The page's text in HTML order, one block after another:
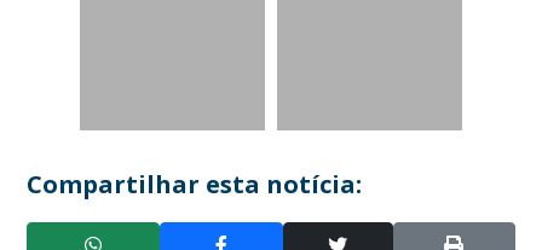
Compartilhar esta notícia: